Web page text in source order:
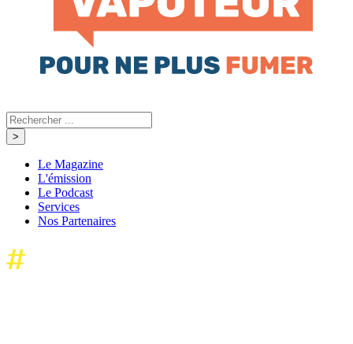
Le Magazine
L'émission
Le Podcast
Services
Nos Partenaires